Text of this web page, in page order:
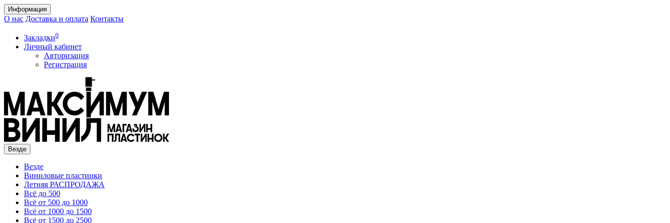
Информация
О нас Доставка и оплата Контакты
Закладки0
Личный кабинет
Авторизация
Регистрация
Везде
Везде
Виниловые пластинки
Летняя РАСПРОДАЖА
Всё до 500
Всё от 500 до 1000
Всё от 1000 до 1500
Всё от 1500 до 2500